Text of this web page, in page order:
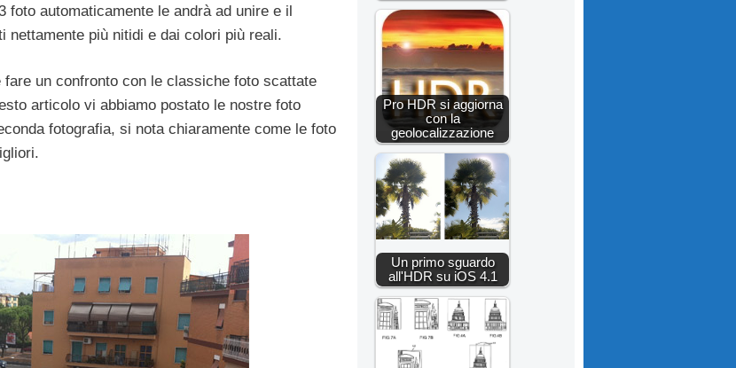
foto automaticamente le andrà ad unire e il
nettamente più nitidi e dai colori più reali.
un confronto con le classiche foto scattate
articolo vi abbiamo postato le nostre foto
fotografia, si nota chiaramente come le foto
Pro HDR si aggiorna
con la
geolocalizzazione
Un primo sguardo
all'HDR su iOS 4.1